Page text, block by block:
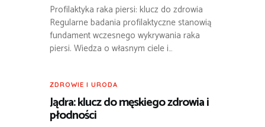
Profilaktyka raka piersi: klucz do zdrowia
Regularne badania profilaktyczne stanowią
fundament wczesnego wykrywania raka
piersi. Wiedza o własnym ciele i…
ZDROWIE I URODA
Jądra: klucz do męskiego zdrowia i
płodności